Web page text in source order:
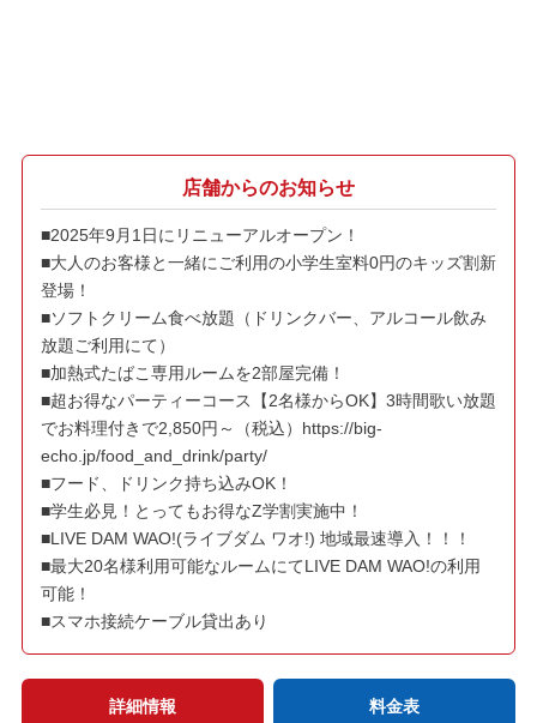
店舗からのお知らせ
■2025年9月1日にリニューアルオープン！
■大人のお客様と一緒にご利用の小学生室料0円のキッズ割新
登場！
■ソフトクリーム食べ放題（ドリンクバー、アルコール飲み
放題ご利用にて）
■加熱式たばこ専用ルームを2部屋完備！
■超お得なパーティーコース【2名様からOK】3時間歌い放題
でお料理付きで2,850円～（税込）https://big-
echo.jp/food_and_drink/party/
■フード、ドリンク持ち込みOK！
■学生必見！とってもお得なZ学割実施中！
■LIVE DAM WAO!(ライブダム ワオ!) 地域最速導入！！！
■最大20名様利用可能なルームにてLIVE DAM WAO!の利用
可能！
■スマホ接続ケーブル貸出あり
詳細情報 料金表